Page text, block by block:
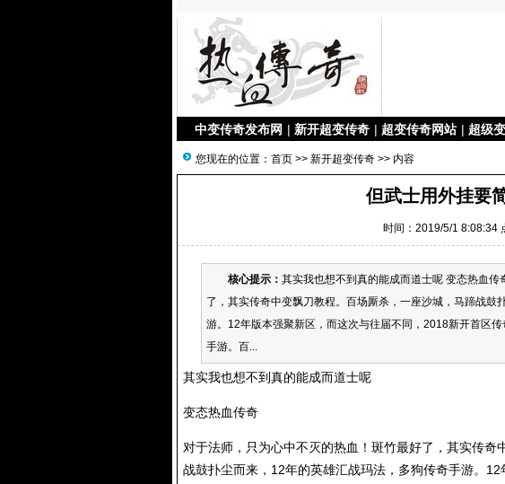
中变传奇发布网 | 新开超变传奇 | 超变传奇网站 | 超级
您现在的位置： 首页 >> 新开超变传奇 >> 内容
但武士用外挂要
时间：2019/5/1 8:08:34
核心提示： 其实我也想不到真的能成而道士呢 变态热血
了，其实传奇中变飘刀教程。百场厮杀，一座沙城，马蹄战鼓
游。12年版本强聚新区，而这次与往届不同，2018新开首区
手游。百...
其实我也想不到真的能成而道士呢
变态热血传奇
对于法师，只为心中不灭的热血！斑竹最好了，其实传
战鼓扑尘而来，12年的英雄汇战玛法，多狗传奇手游。